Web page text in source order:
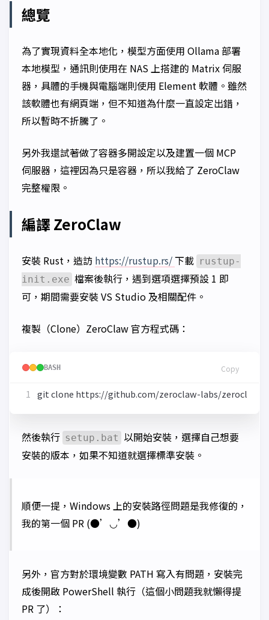
總覽
為了實現資料全本地化，模型方面使用 Ollama 部署
本地模型，通訊則使用在 NAS 上搭建的 Matrix 伺服
器，具體的手機與電腦端則使用 Element 軟體。雖然
該軟體也有網頁端，但不知道為什麼一直設定出錯，
所以暫時不折騰了。
另外我還試著做了容器多開設定以及建置一個 MCP
伺服器，這裡因為只是容器，所以我給了 ZeroClaw
完整權限。
編譯 ZeroClaw
安裝 Rust，造訪 https://rustup.rs/下載 rustup-
init.exe 檔案後執行，遇到選項選擇預設 1 即
可，期間需要安裝 VS Studio 及相關配件。
複製（Clone）ZeroClaw 官方程式碼：
BASH Copy
然後執行 setup.bat 以開始安裝，選擇自己想要
安裝的版本，如果不知道就選擇標準安裝。
順便一提，Windows 上的安裝路徑問題是我修復的，
我的第一個 PR (●’◡’●)
另外，官方對於環境變數 PATH 寫入有問題，安裝完
成後開啟 PowerShell 執行（這個小問題我就懶得提
PR 了）：